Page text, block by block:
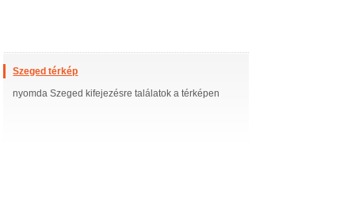
Szeged térkép
nyomda Szeged kifejezésre találatok a térképen